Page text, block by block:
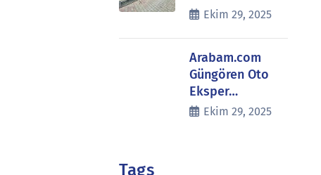
Ekim 29, 2025
Arabam.com
Güngören Oto
Eksper…
Ekim 29, 2025
Tags